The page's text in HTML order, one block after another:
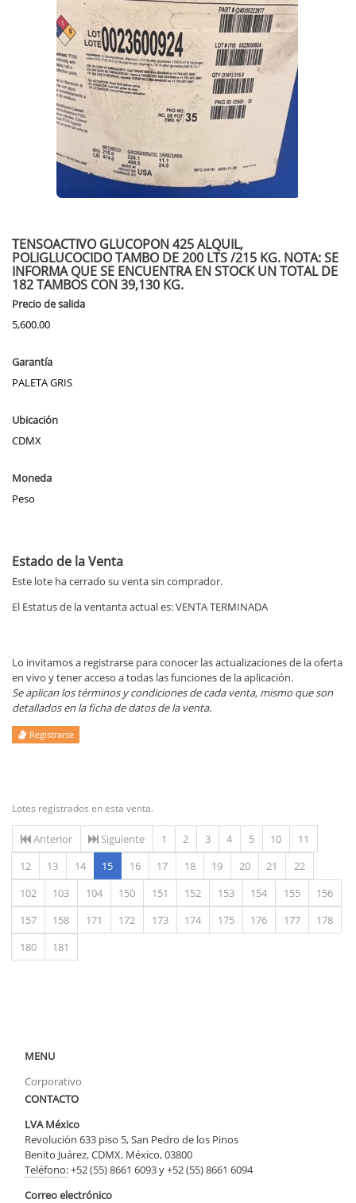
TENSOACTIVO GLUCOPON 425 ALQUIL,
POLIGLUCOCIDO TAMBO DE 200 LTS /215 KG. NOTA: SE
INFORMA QUE SE ENCUENTRA EN STOCK UN TOTAL DE
182 TAMBOS CON 39,130 KG.
Precio de salida
5,600.00
Garantía
PALETA GRIS
Ubicación
CDMX
Moneda
Peso
Estado de la Venta
Este lote ha cerrado su venta sin comprador.
El Estatus de la ventanta actual es: VENTA TERMINADA
Lo invitamos a registrarse para conocer las actualizaciones de la oferta
en vivo y tener acceso a todas las funciones de la aplicación.
Se aplican los términos y condiciones de cada venta, mismo que son
detallados en la ficha de datos de la venta.
Registrarse
Lotes registrados en esta venta.
Anterior Siguiente 1 2 3 4 5 10
11
12
13 14 15(actual)
16 17 18 19 20 21
22
102
103 104 150 151 152 153 154 155
156
157
158 171 172 173 174 175 176 177
178
180
181
MENU
Corporativo
CONTACTO
LVA México
Revolución 633 piso 5, San Pedro de los Pinos
Benito Juárez, CDMX, México, 03800
Teléfono:+52 (55) 8661 6093 y +52 (55) 8661 6094
Correo electrónico